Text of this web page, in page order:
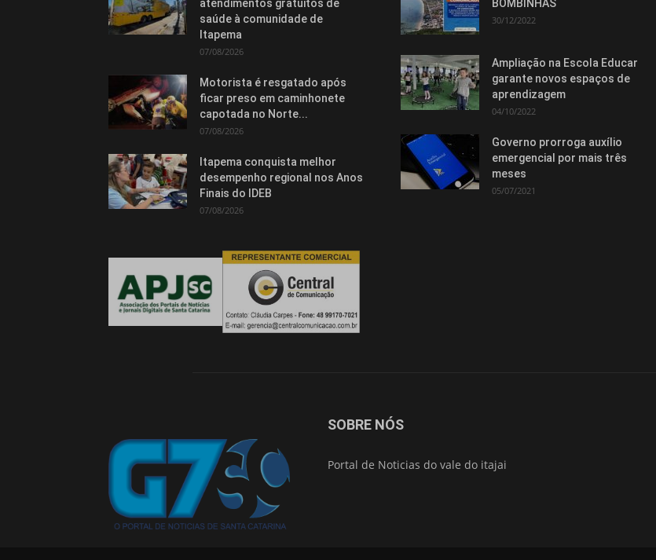
atendimentos gratuitos de
saúde à comunidade de
Itapema
07/08/2026
Motorista é resgatado após
ficar preso em caminhonete
capotada no Norte...
07/08/2026
Itapema conquista melhor
desempenho regional nos Anos
Finais do IDEB
07/08/2026
BOMBINHAS
30/12/2022
Ampliação na Escola Educar
garante novos espaços de
aprendizagem
04/10/2022
Governo prorroga auxílio
emergencial por mais três
meses
05/07/2021
SOBRE NÓS
Portal de Noticias do vale do itajai